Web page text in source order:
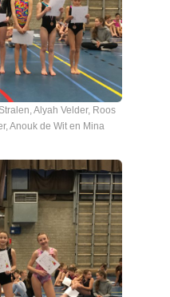
Alyah Velder, Roos
Anouk de Wit en Mina